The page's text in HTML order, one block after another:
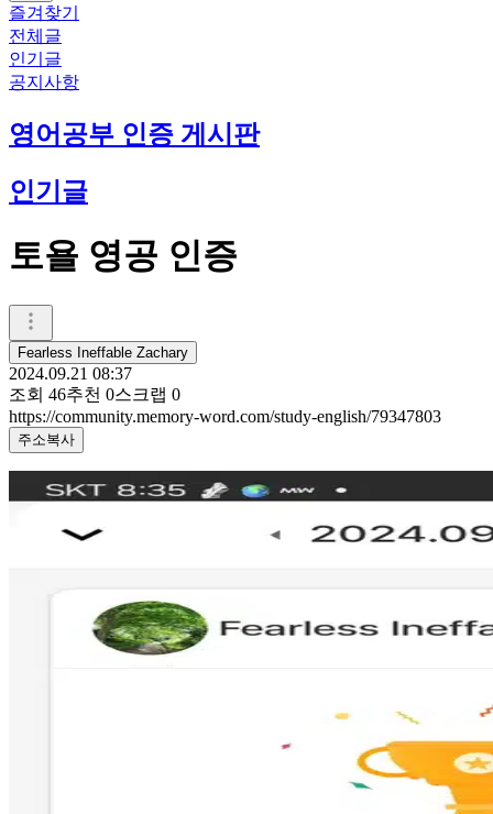
즐겨찾기
전체글
인기글
공지사항
영어공부 인증 게시판
인기글
토욜 영공 인증
Fearless Ineffable Zachary
2024.09.21 08:37
조회 46추천 0스크랩 0
https://community.memory-word.com/study-english/79347803
주소복사